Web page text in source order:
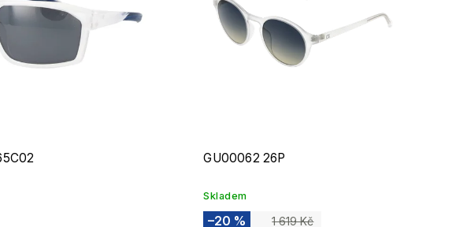
GU00062 26P
Skladem
1 619 Kč
–20 %